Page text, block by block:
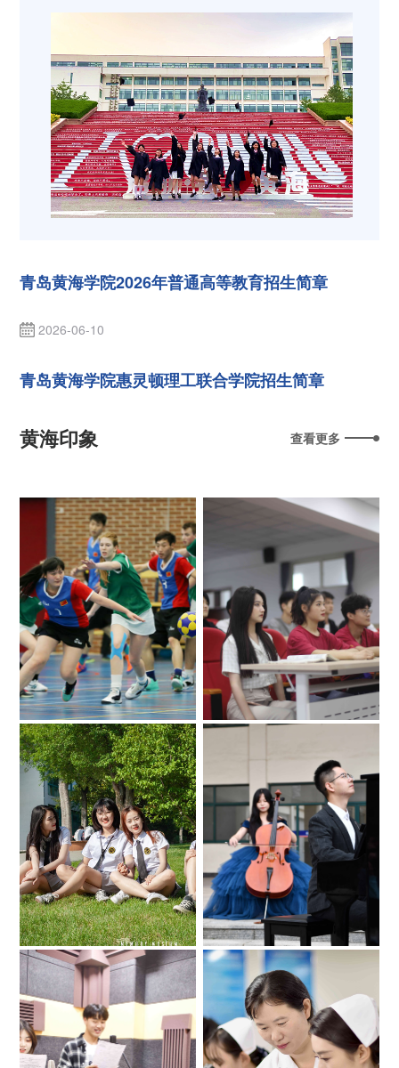
青岛黄海学院2026年普通高等教育招生简章
2026-06-10
青岛黄海学院惠灵顿理工联合学院招生简章
黄海印象 查看更多